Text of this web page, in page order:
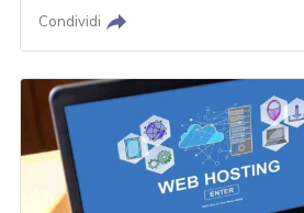
Condividi